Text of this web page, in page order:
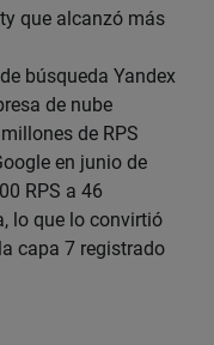
que alcanzó más
búsqueda Yandex
de nube
de RPS
en junio de
RPS a 46
lo que lo convirtió
capa 7 registrado